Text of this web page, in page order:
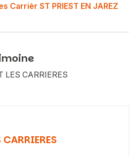
Carrièr ST PRIEST EN JAREZ
LES CARRIERES
CARRIERES